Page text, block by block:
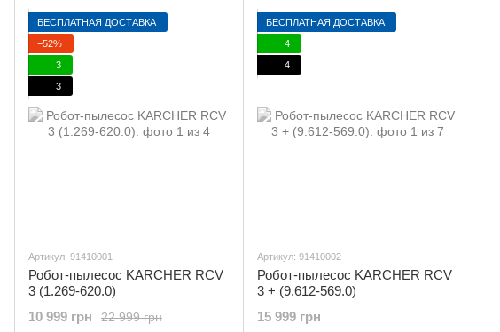
БЕСПЛАТНАЯ ДОСТАВКА
−52%
3
3
Артикул: 91410001
Робот-пылесос KARCHER RCV
3 (1.269-620.0)
22 999 грн
10 999 грн
БЕСПЛАТНАЯ ДОСТАВКА
4
4
Артикул: 91410002
Робот-пылесос KARCHER RCV
3 + (9.612-569.0)
15 999 грн